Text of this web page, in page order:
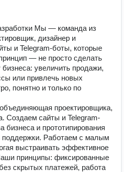
Мы — команда из
дизайнер и
и Telegram-боты, которые
— не просто сделать
увеличить продажи,
или привлечь новых
понятно и только по
проектировщика,
Создаем сайты и Telegram-
бизнеса и прототипирования
поддержки. Работаем с малым
выстраивать эффективное
принципы: фиксированные
скрытых платежей, работа